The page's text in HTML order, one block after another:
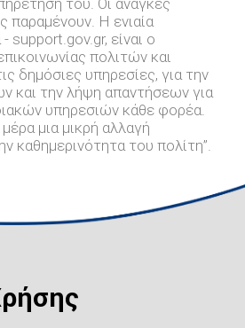
παραμένουν. Η ενιαία
support.gov.gr, είναι ο
πολιτών και
δημόσιες υπηρεσίες, για την
και την λήψη απαντήσεων για
υπηρεσιών κάθε φορέα.
μια μικρή αλλαγή
καθημερινότητα του πολίτη”.